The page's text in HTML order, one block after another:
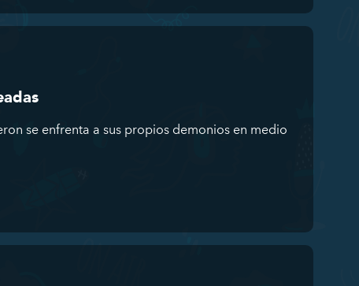
se enfrenta a sus propios demonios en medio